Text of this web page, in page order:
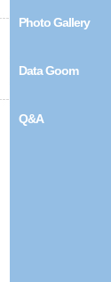
Photo Gallery
Data Goom
Q&A